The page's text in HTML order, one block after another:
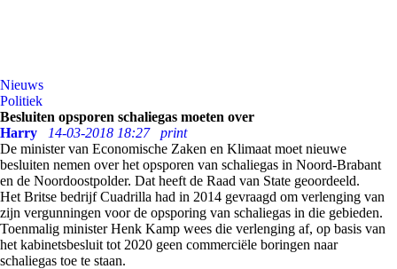
Nieuws
Politiek
Besluiten opsporen schaliegas moeten over
Harry
14-03-2018 18:27
print
De minister van Economische Zaken en Klimaat moet nieuwe
besluiten nemen over het opsporen van schaliegas in Noord-Brabant
en de Noordoostpolder. Dat heeft de Raad van State geoordeeld.
Het Britse bedrijf Cuadrilla had in 2014 gevraagd om verlenging van
zijn vergunningen voor de opsporing van schaliegas in die gebieden.
Toenmalig minister Henk Kamp wees die verlenging af, op basis van
het kabinetsbesluit tot 2020 geen commerciële boringen naar
schaliegas toe te staan.